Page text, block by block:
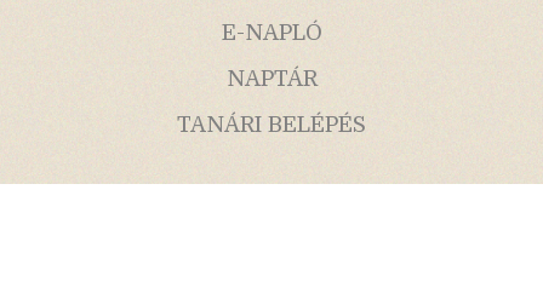
E-NAPLÓ
NAPTÁR
TANÁRI BELÉPÉS